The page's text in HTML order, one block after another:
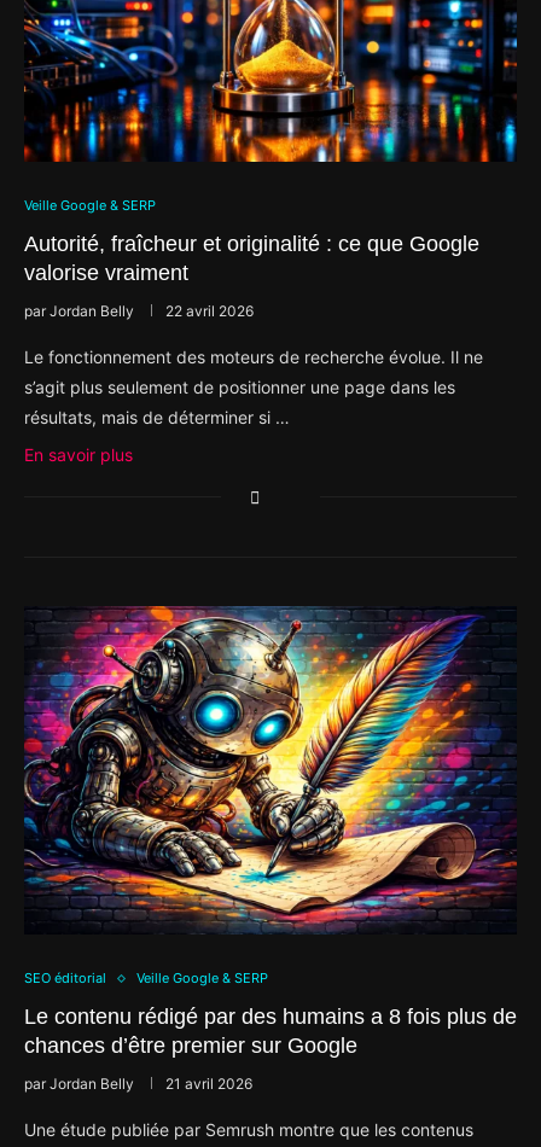
Veille Google & SERP
Autorité, fraîcheur et originalité : ce que Google
valorise vraiment
parJordan Belly 22 avril 2026
Le fonctionnement des moteurs de recherche évolue. Il ne
s’agit plus seulement de positionner une page dans les
résultats, mais de déterminer si …
En savoir plus
SEO éditorial Veille Google & SERP
Le contenu rédigé par des humains a 8 fois plus de
chances d’être premier sur Google
parJordan Belly 21 avril 2026
Une étude publiée par Semrush montre que les contenus